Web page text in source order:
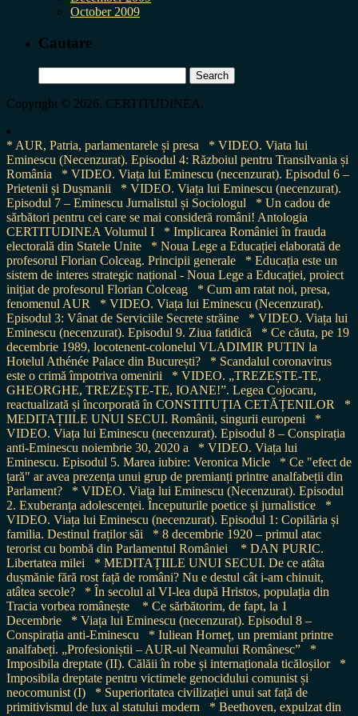
October 2009
Cautare
for:
Copyright © 2026, CERTITUDINEA.
* AUR, Patria, parlamentarele și presa
* VIDEO. Viata lui
Eminescu (Necenzurat). Episodul 4: Războiul pentru Transilvania și
România
* VIDEO. Viața lui Eminescu (necenzurat). Episodul 6 –
Prietenii și Dușmanii
* VIDEO. Viața lui Eminescu (necenzurat).
Episodul 7 – Eminescu Jurnalistul și Sociologul
* Un cadou de
sărbători pentru cei care se mai consideră români! Antologia
CERTITUDINEA Volumul I
* Implicarea României în frauda
electorală din Statele Unite
* Noua Lege a Educației elaborată de
profesorul Florian Colceag. Principii generale
* Educația este un
sistem de interes strategic național - Noua Lege a Educației, proiect
inițiat de profesorul Florian Colceag
* Cum am ratat noi, presa,
fenomenul AUR
* VIDEO. Viața lui Eminescu (Necenzurat).
Episodul 3: Vânat de Serviciile Secrete străine
* VIDEO. Viața lui
Eminescu (necenzurat). Episodul 9. Ziua fatidică
* Ce căuta, pe 19
decembrie 1989, locotenent-colonelul VLADIMIR PUTIN la
Hotelul Athénée Palace din București?
* Scandalul coronavirus
este o crimă împotriva omenirii
* VIDEO. „TREZEȘTE-TE,
GHEORGHE, TREZEȘTE-TE, IOANE!”. Legea Cojocaru,
reactualizată și încorporată în CONSTITUȚIA CETĂȚENILOR
*
MEDITAȚIILE UNUI SECUI. Românii, singurii europeni
*
VIDEO. Viața lui Eminescu (necenzurat). Episodul 8 – Conspirația
anti-Eminescu noiembrie 30, 2020 a
* VIDEO. Viața lui
Eminescu. Episodul 5. Marea iubire: Veronica Micle
* Ce "efect de
țară" ar avea prezența unui grup de premianți printre analfabeții din
Parlament?
* VIDEO. Viața lui Eminescu (Necenzurat). Episodul
2. Exuberanța adolescenței. Începuturile poetice și jurnalistice
*
VIDEO. Viața lui Eminescu (necenzurat). Episodul 1: Copilăria și
familia. Destinul fraților săi
* 8 decembrie 1920 – primul atac
terorist cu bombă din Parlamentul României
* DAN PURIC.
Libertatea milei
* MEDITAȚIILE UNUI SECUI. De ce atâta
dușmănie fără rost față de români? Nu e destul cât i-am chinuit,
atâtea secole?
* În secolul al VI-lea după Hristos, populația din
Tracia vorbea românește
* Ce sărbătorim, de fapt, la 1
Decembrie
* Viața lui Eminescu (necenzurat). Episodul 8 –
Conspirația anti-Eminescu
* Iuliean Horneț, un premiant printre
analfabeți. „Profesioniștii – AUR-ul Neamului Românesc”
*
Imposibila dreptate (II). Călăii în robe și internaționala ticăloșilor
*
Imposibila dreptate pentru victimele genocidului comunist și
neocomunist (I)
* Superioritatea civilizației unui sat față de
primitivismul de lux al statului modern
* Beethoven, expulzat din